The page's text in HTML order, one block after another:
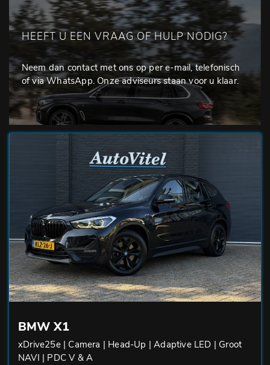
HEEFT U EEN VRAAG OF HULP NODIG?
Neem dan contact met ons op per e-mail, telefonisch
of via WhatsApp. Onze adviseurs staan voor u klaar.
BMW X1
xDrive25e | Camera | Head-Up | Adaptive LED | Groot
NAVI | PDC V & A